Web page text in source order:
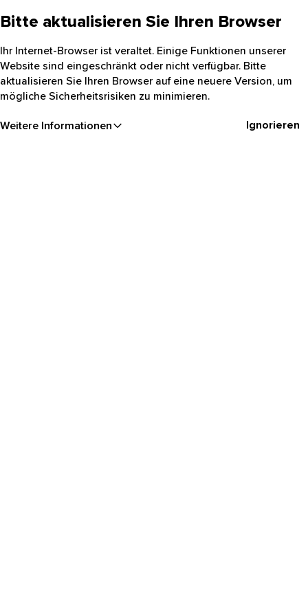
Bitte aktualisieren Sie Ihren Browser
Ihr Internet-Browser ist veraltet. Einige Funktionen unserer
Website sind eingeschränkt oder nicht verfügbar. Bitte
aktualisieren Sie Ihren Browser auf eine neuere Version, um
mögliche Sicherheitsrisiken zu minimieren.
Weitere Informationen Ignorieren